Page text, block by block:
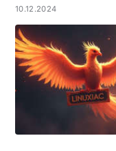
10.12.2024